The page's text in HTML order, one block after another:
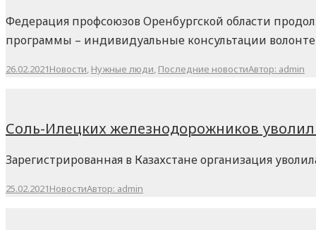
Федерация профсоюзов Оренбургской области
программы – индивидуальные консультации
26.02.2021Новости Нужные люди Последние новостиАвтор: admin
Соль-Илецких железнодорожников
Зарегистрированная в Казахстане организация
25.02.2021НовостиАвтор: admin